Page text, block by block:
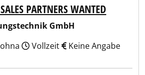
PARTNERS WANTED
GmbH
Vollzeit Keine Angabe